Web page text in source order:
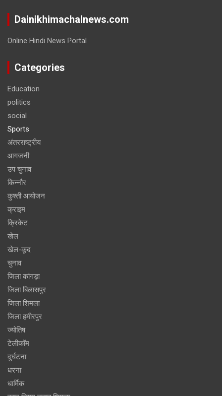
Dainikhimachalnews.com
Online Hindi News Portal
Categories
Education
politics
social
Sports
अंतरराष्ट्रीय
आगजनी
उप चुनाव
किन्नौर
कुश्ती आयोजन
क्राइम
क्रिकेट
खेल
खेल-कूद
चुनाव
जिला कांगड़ा
जिला बिलासपुर
जिला शिमला
जिला हमीरपुर
ज्योतिष
टेलीकॉम
दुर्घटना
धरना
धार्मिक